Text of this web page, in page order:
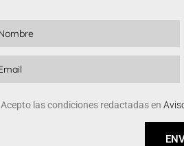
Acepto las condiciones redactadas en